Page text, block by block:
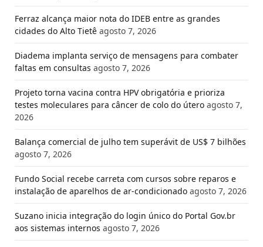
Ferraz alcança maior nota do IDEB entre as grandes
cidades do Alto Tietê agosto 7, 2026
Diadema implanta serviço de mensagens para combater
faltas em consultas agosto 7, 2026
Projeto torna vacina contra HPV obrigatória e prioriza
testes moleculares para câncer de colo do útero agosto 7,
2026
Balança comercial de julho tem superávit de US$ 7 bilhões
agosto 7, 2026
Fundo Social recebe carreta com cursos sobre reparos e
instalação de aparelhos de ar-condicionado agosto 7, 2026
Suzano inicia integração do login único do Portal Gov.br
aos sistemas internos agosto 7, 2026